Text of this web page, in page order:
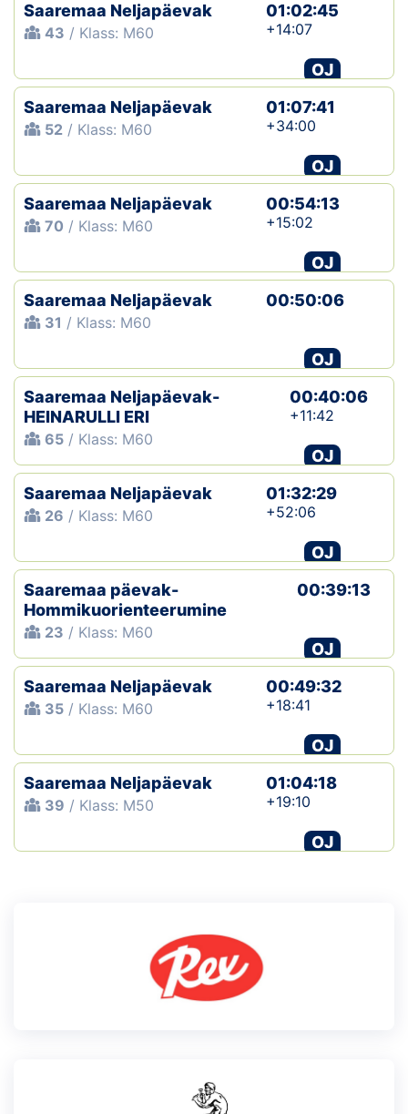
Saaremaa Neljapäevak
43 / Klass: M60
01:02:45
+14:07
OJ
Saaremaa Neljapäevak
52 / Klass: M60
01:07:41
+34:00
OJ
Saaremaa Neljapäevak
70 / Klass: M60
00:54:13
+15:02
OJ
Saaremaa Neljapäevak
31 / Klass: M60
00:50:06
OJ
Saaremaa Neljapäevak-
HEINARULLI ERI
65 / Klass: M60
00:40:06
+11:42
OJ
Saaremaa Neljapäevak
26 / Klass: M60
01:32:29
+52:06
OJ
Saaremaa päevak-
Hommikuorienteerumine
23 / Klass: M60
00:39:13
OJ
Saaremaa Neljapäevak
35 / Klass: M60
00:49:32
+18:41
OJ
Saaremaa Neljapäevak
39 / Klass: M50
01:04:18
+19:10
OJ